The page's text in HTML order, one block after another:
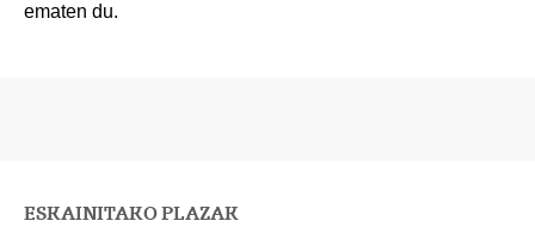
ematen du.
ESKAINITAKO PLAZAK